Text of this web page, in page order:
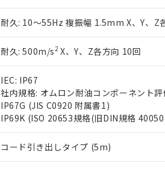
耐久: 10～55Hz 複振幅 1.5mm X、Y、Z
耐久: 500m/s2X、Y、Z各方向 10回
IEC: IP67
社内規格: オムロン耐油コンポーネント
IP67G (JIS C0920 附属書1)
IP69K (ISO 20653規格(旧DIN規格
コード引き出しタイプ (5m)
また、RoHS指令のフタル酸
混在することから備考欄に対
り割愛しております。